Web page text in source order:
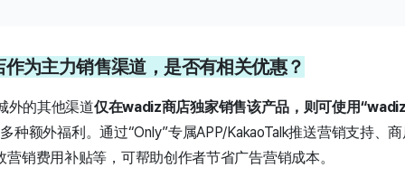
为主力销售渠道，是否有相关优惠？
外的其他渠道仅在wadiz商店独家销售该产品，则可使用
种额外福利。通过“Only”专属APP/KakaoTalk推送营销支持、
销费用补贴等，可帮助创作者节省广告营销成本。